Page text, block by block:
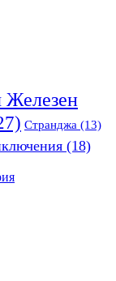
Железен
Странджа (13)
(18)